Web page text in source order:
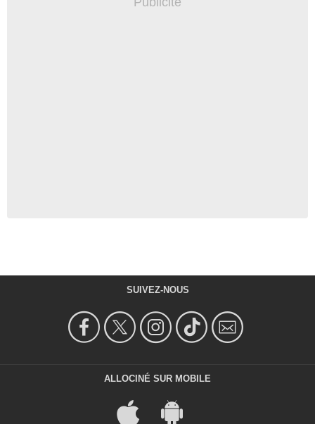
SUIVEZ-NOUS
ALLOCINÉ SUR MOBILE